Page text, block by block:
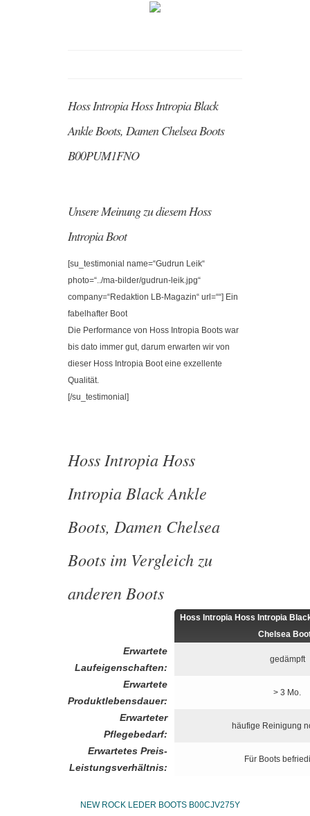
Hoss Intropia Hoss Intropia Black
Ankle Boots, Damen Chelsea Boots
B00PUM1FNO
Unsere Meinung zu diesem Hoss
Intropia Boot
[su_testimonial name=“Gudrun Leik“
photo=“../ma-bilder/gudrun-leik.jpg“
company=“Redaktion LB-Magazin“ url=““] Ein
fabelhafter Boot
Die Performance von Hoss Intropia Boots war
bis dato immer gut, darum erwarten wir von
dieser Hoss Intropia Boot eine exzellente
Qualität.
[/su_testimonial]
Hoss Intropia Hoss
Intropia Black Ankle
Boots, Damen Chelsea
Boots im Vergleich zu
anderen Boots
Hoss Intropia Hoss Intropia
Chelsea
Erwartete
Laufeigenschaften:
gedämpft
Erwartete
Produktlebensdauer:
> 3 Mo.
Erwarteter
Pflegebedarf:
häufige Reinigung
Erwartetes Preis-
Leistungsverhältnis:
Für Boots
NEW ROCK LEDER BOOTS B00CJV275Y